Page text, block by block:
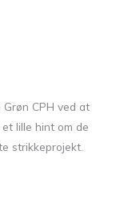
CPH ved at
lille hint om de
strikkeprojekt.